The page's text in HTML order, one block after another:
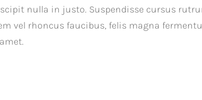
nulla in justo. Suspendisse cursus
vel rhoncus faucibus, felis magna